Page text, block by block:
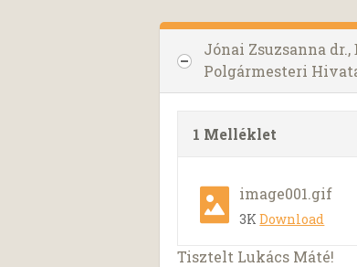
Jónai Zsuzsanna
Polgármesteri
1 Melléklet
image001.gif
3KDownload
Tisztelt Lukács Máté!